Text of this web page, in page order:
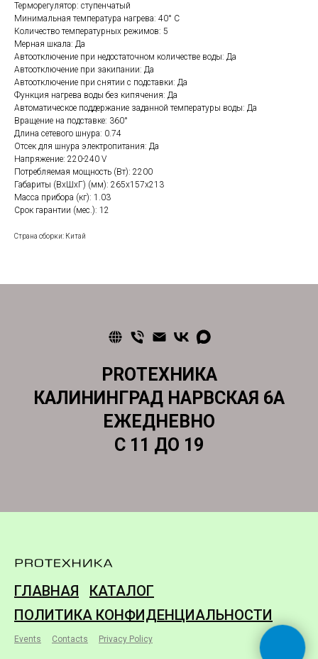
Терморегулятор: ступенчатый
Минимальная температура нагрева: 40° С
Количество температурных режимов: 5
Мерная шкала: Да
Автоотключение при недостаточном количестве воды: Да
Автоотключение при закипании: Да
Автоотключение при снятии с подставки: Да
Функция нагрева воды без кипячения: Да
Автоматическое поддержание заданной температуры воды: Да
Вращение на подставке: 360°
Длина сетевого шнура: 0.74
Отсек для шнура электропитания: Да
Напряжение: 220-240 V
Потребляемая мощность (Вт): 2200
Габариты (ВxШхГ) (мм): 265x157x213
Масса прибора (кг): 1.03
Срок гарантии (мес.): 12
Страна сборки: Китай
PROТЕХНИКА
КАЛИНИНГРАД НАРВСКАЯ 6А
ЕЖЕДНЕВНО
С 11 ДО 19
ГЛАВНАЯ
КАТАЛОГ
ПОЛИТИКА КОНФИДЕНЦИАЛЬНОСТИ
Events Contacts Privacy Policy